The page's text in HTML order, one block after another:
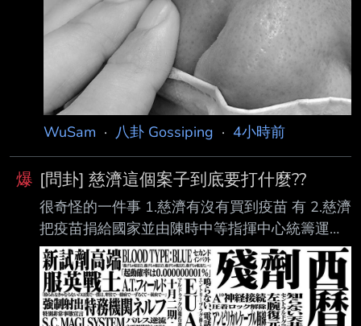
WuSam · 八卦 Gossiping · 4小時前
爆 [問卦] 慈濟這個案子到底要打什麼??
很奇怪的一件事 1.慈濟有沒有買到疫苗 有 2.慈濟
把疫苗捐給國家並由陳時中等指揮中心統籌運用
對不對 對 那在買疫苗這一件事情上 慈濟有任何
過錯嗎??????? 沒有阿 反而對全中華民國國民有
助大的貢獻 至於慈濟可能被騙 那也只能說它們
買疫苗的心太急迫了 但全程慈濟都是良善的一方